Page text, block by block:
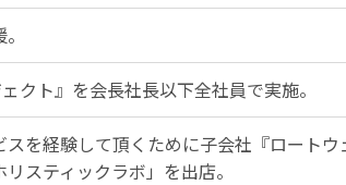
クト』を会長社長以下全社員で実施。
を経験して頂くために子会社『ロート
スティックラボ」を出店。